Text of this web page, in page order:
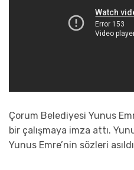
Çorum Belediyesi Yunus
bir çalışmaya imza attı.
Yunus Emre’nin sözleri